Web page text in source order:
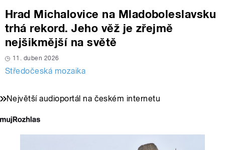
Hrad Michalovice na Mladoboleslavsku
trhá rekord. Jeho věž je zřejmě
nejšikmější na světě
11. duben 2026
Středočeská mozaika
Největší audioportál na českém internetu